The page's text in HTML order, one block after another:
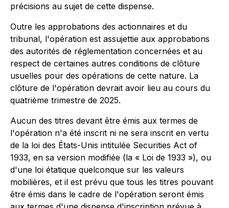
précisions au sujet de cette dispense.
Outre les approbations des actionnaires et du
tribunal, l'opération est assujettie aux approbations
des autorités de réglementation concernées et au
respect de certaines autres conditions de clôture
usuelles pour des opérations de cette nature. La
clôture de l'opération devrait avoir lieu au cours du
quatrième trimestre de 2025.
Aucun des titres devant être émis aux termes de
l'opération n'a été inscrit ni ne sera inscrit en vertu
de la loi des États-Unis intitulée Securities Act of
1933, en sa version modifiée (la « Loi de 1933 »), ou
d'une loi étatique quelconque sur les valeurs
mobilières, et il est prévu que tous les titres pouvant
être émis dans le cadre de l'opération seront émis